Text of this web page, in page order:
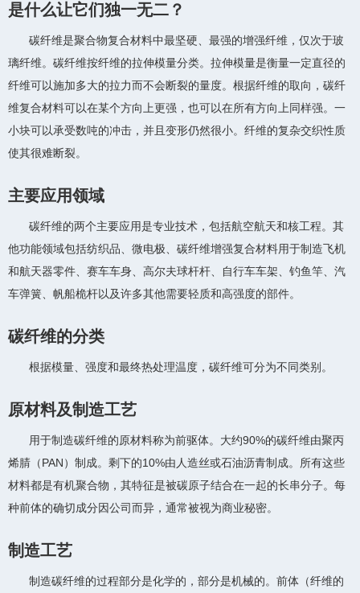
是什么让它们独一无二？
碳纤维是聚合物复合材料中最坚硬、最强的增强纤维，仅次于玻
璃纤维。碳纤维按纤维的拉伸模量分类。拉伸模量是衡量一定直径的
纤维可以施加多大的拉力而不会断裂的量度。根据纤维的取向，碳纤
维复合材料可以在某个方向上更强，也可以在所有方向上同样强。一
小块可以承受数吨的冲击，并且变形仍然很小。纤维的复杂交织性质
使其很难断裂。
主要应用领域
碳纤维的两个主要应用是专业技术，包括航空航天和核工程。其
他功能领域包括纺织品、微电极、碳纤维增强复合材料用于制造飞机
和航天器零件、赛车车身、高尔夫球杆杆、自行车车架、钓鱼竿、汽
车弹簧、帆船桅杆以及许多其他需要轻质和高强度的部件。
碳纤维的分类
根据模量、强度和最终热处理温度，碳纤维可分为不同类别。
原材料及制造工艺
用于制造碳纤维的原材料称为前驱体。大约90%的碳纤维由聚丙
烯腈（PAN）制成。剩下的10%由人造丝或石油沥青制成。所有这些
材料都是有机聚合物，其特征是被碳原子结合在一起的长串分子。每
种前体的确切成分因公司而异，通常被视为商业秘密。
制造工艺
制造碳纤维的过程部分是化学的，部分是机械的。前体（纤维的